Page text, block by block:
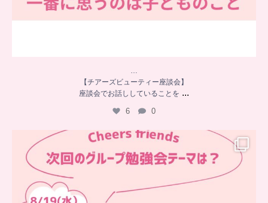
…
【チアーズビューティー座談会】
座談会でお話ししていることを ...
6 0
…
グループ勉強会